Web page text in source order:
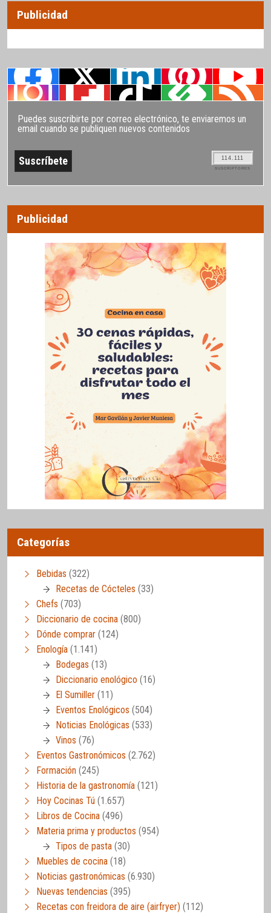
Publicidad
Puedes suscribirte por correo electrónico, te enviaremos un
email cuando se publiquen nuevos contenidos
114.111
SUSCRIPTORES
Publicidad
Categorías
Bebidas (322)
Recetas de Cócteles (33)
Chefs (703)
Diccionario de cocina (800)
Dónde comprar (124)
Enología (1.141)
Bodegas (13)
Diccionario enológico (16)
El Sumiller (11)
Eventos Enológicos (504)
Noticias Enológicas (533)
Vinos (76)
Eventos Gastronómicos (2.762)
Formación (245)
Historia de la gastronomía (121)
Hoy Cocinas Tú (1.657)
Libros de Cocina (496)
Materia prima y productos (954)
Tipos de pasta (30)
Muebles de cocina (18)
Noticias gastronómicas (6.930)
Nuevas tendencias (395)
Recetas con freidora de aire (airfryer) (112)